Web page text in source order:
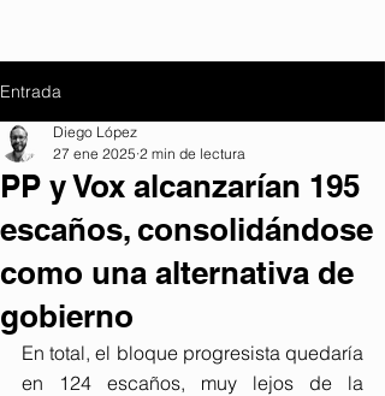
Entrada
PP y Vox alcanzarían 195
escaños, consolidándose
como una alternativa de
gobierno
Diego López
27 ene 2025 2 min de lectura
En total, el bloque progresista quedaría
en 124 escaños, muy lejos de la